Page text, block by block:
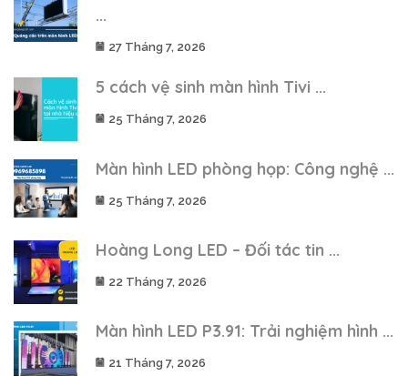
...
27 Tháng 7, 2026
5 cách vệ sinh màn hình Tivi ...
25 Tháng 7, 2026
Màn hình LED phòng họp: Công nghệ ...
25 Tháng 7, 2026
Hoàng Long LED – Đối tác tin ...
22 Tháng 7, 2026
Màn hình LED P3.91: Trải nghiệm hình ...
21 Tháng 7, 2026